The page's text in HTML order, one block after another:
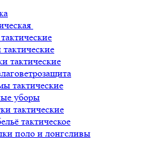
тактические
тактические
уборы
тактические
тактическое
поло и лонгсливы